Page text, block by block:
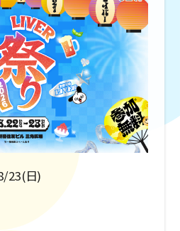
23(日)